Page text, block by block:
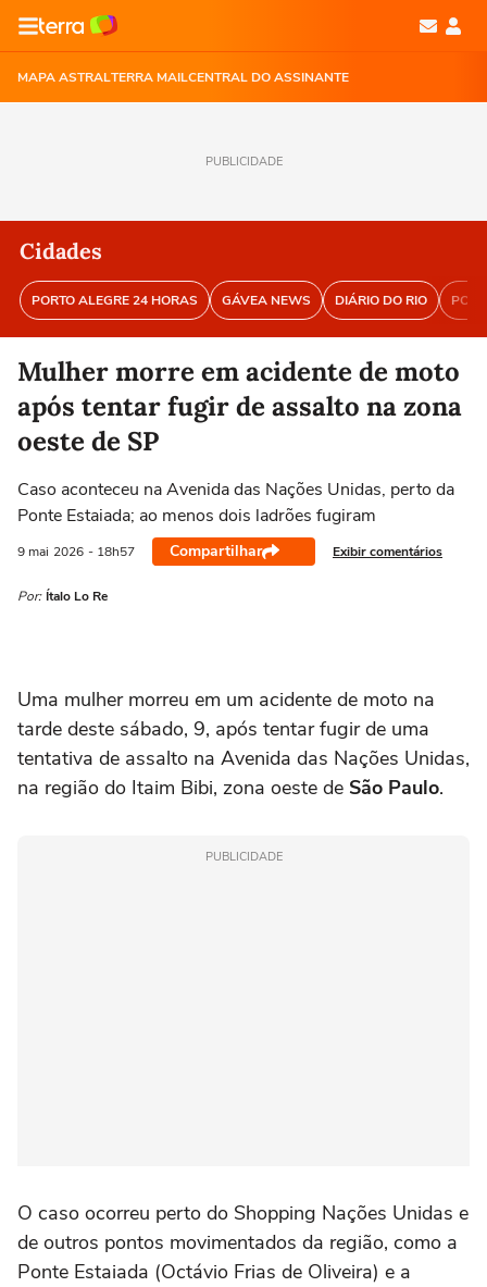
MAPA ASTRALTERRA MAILCENTRAL DO ASSINANTE
PUBLICIDADE
Cidades
PORTO ALEGRE 24 HORAS GÁVEA NEWS DIÁRIO DO RIO
Mulher morre em acidente de moto
após tentar fugir de assalto na zona
oeste de SP
Caso aconteceu na Avenida das Nações Unidas, perto da
Ponte Estaiada; ao menos dois ladrões fugiram
9 mai 2026 - 18h57 Compartilhar Exibir comentários
Por: Ítalo Lo Re
Uma mulher morreu em um acidente de moto na
tarde deste sábado, 9, após tentar fugir de uma
tentativa de assalto na Avenida das Nações Unidas,
na região do Itaim Bibi, zona oeste de São Paulo.
PUBLICIDADE
O caso ocorreu perto do Shopping Nações Unidas e
de outros pontos movimentados da região, como a
Ponte Estaiada (Octávio Frias de Oliveira) e a